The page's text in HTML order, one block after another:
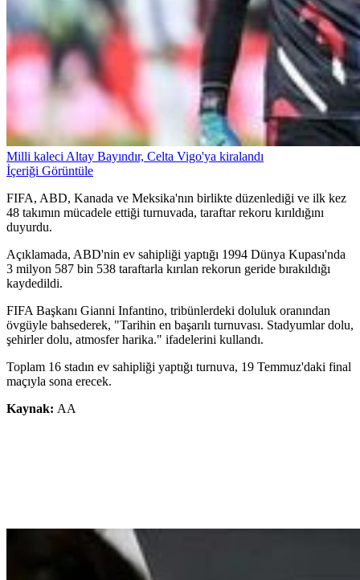
Milli kaleci Altay Bayındır, Celta Vigo'ya kiralandı
İçeriği Görüntüle
FIFA, ABD, Kanada ve Meksika'nın birlikte düzenlediği ve ilk kez
48 takımın mücadele ettiği turnuvada, taraftar rekoru kırıldığını
duyurdu.
Açıklamada, ABD'nin ev sahipliği yaptığı 1994 Dünya Kupası'nda
3 milyon 587 bin 538 taraftarla kırılan rekorun geride bırakıldığı
kaydedildi.
FIFA Başkanı Gianni Infantino, tribünlerdeki doluluk oranından
övgüyle bahsederek, "Tarihin en başarılı turnuvası. Stadyumlar dolu,
şehirler dolu, atmosfer harika." ifadelerini kullandı.
Toplam 16 stadın ev sahipliği yaptığı turnuva, 19 Temmuz'daki final
maçıyla sona erecek.
Kaynak: AA